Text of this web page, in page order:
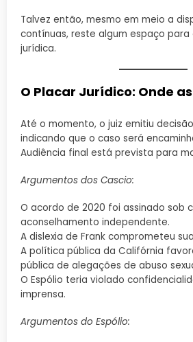
Talvez então, mesmo em meio a
contínuas, reste algum espaço
jurídica.
O Placar Jurídico: Onde
Até o momento, o juiz emitiu
indicando que o caso será
Audiência final está prevista para
Argumentos dos Cascio:
O acordo de 2020 foi assinado sob
aconselhamento independente.
A dislexia de Frank comprometeu
A política pública da Califórnia
pública de alegações de abuso
O Espólio teria violado
imprensa.
Argumentos do Espólio: